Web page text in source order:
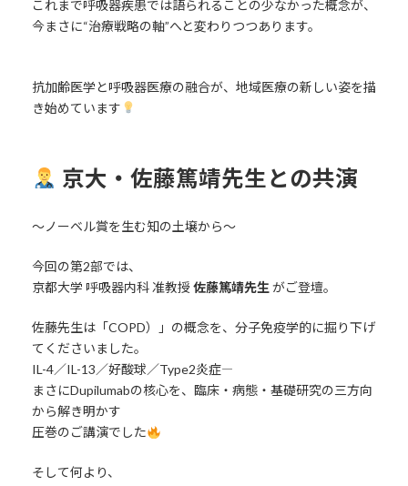
これまで呼吸器疾患では語られることの少なかった概念が、
今まさに“治療戦略の軸”へと変わりつつあります。
抗加齢医学と呼吸器医療の融合が、地域医療の新しい姿を描
き始めています
京大・佐藤篤靖先生との共演
〜ノーベル賞を生む知の土壌から〜
今回の第2部では、
京都大学 呼吸器内科 准教授 佐藤篤靖先生 がご登壇。
佐藤先生は「COPD）」の概念を、分子免疫学的に掘り下げ
てくださいました。
IL-4／IL-13／好酸球／Type2炎症――
まさにDupilumabの核心を、臨床・病態・基礎研究の三方向
から解き明かす
圧巻のご講演でした
そして何より、